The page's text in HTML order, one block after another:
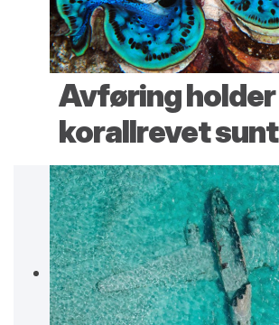
Avføring holder
korallrevet sunt